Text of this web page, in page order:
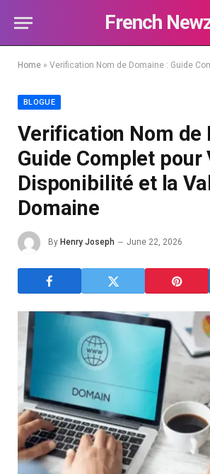
French
Home » Verification Nom de Domaine : Guide Complet pour Vérifier la
BLOGUE
Verification Nom de
Guide Complet
Disponibilité et la
Domaine
By Henry Joseph June 22, 2026